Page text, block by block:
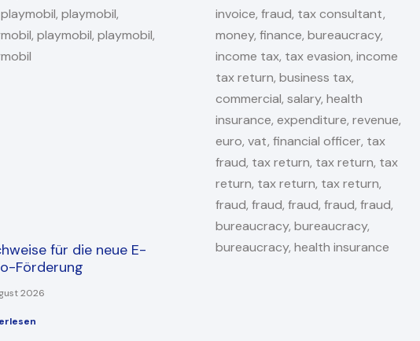
für die neue E-
Förderung
2026